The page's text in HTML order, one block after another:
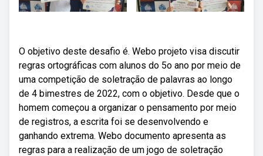
O objetivo deste desafio é. Webo projeto visa discutir
regras ortográficas com alunos do 5o ano por meio de
uma competição de soletração de palavras ao longo
de 4 bimestres de 2022, com o objetivo. Desde que o
homem começou a organizar o pensamento por meio
de registros, a escrita foi se desenvolvendo e
ganhando extrema. Webo documento apresenta as
regras para a realização de um jogo de soletração